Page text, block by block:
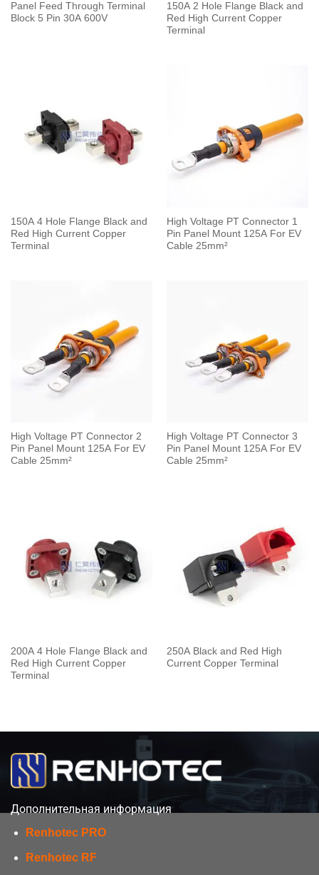
Panel Feed Through Terminal
Block 5 Pin 30A 600V
150A 2 Hole Flange Black and
Red High Current Copper
Terminal
150A 4 Hole Flange Black and
Red High Current Copper
Terminal
High Voltage PT Connector 1
Pin Panel Mount 125A For EV
Cable 25mm²
High Voltage PT Connector 2
Pin Panel Mount 125A For EV
Cable 25mm²
High Voltage PT Connector 3
Pin Panel Mount 125A For EV
Cable 25mm²
200A 4 Hole Flange Black and
Red High Current Copper
Terminal
250A Black and Red High
Current Copper Terminal
Дополнительная информация
Renhotec PRO
Renhotec RF